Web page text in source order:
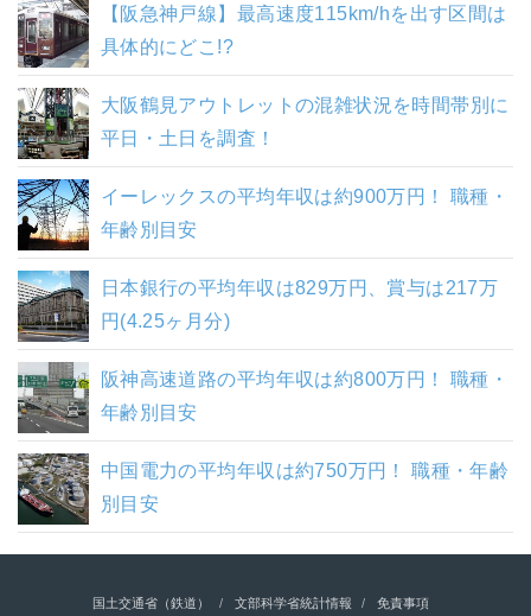
【阪急神戸線】最高速度115km/hを出す区間は
具体的にどこ!?
大阪鶴見アウトレットの混雑状況を時間帯別に
平日・土日を調査！
イーレックスの平均年収は約900万円！ 職種・
年齢別目安
日本銀行の平均年収は829万円、賞与は217万
円(4.25ヶ月分)
阪神高速道路の平均年収は約800万円！ 職種・
年齢別目安
中国電力の平均年収は約750万円！ 職種・年齢
別目安
国土交通省（鉄道） 文部科学省統計情報 免責事項